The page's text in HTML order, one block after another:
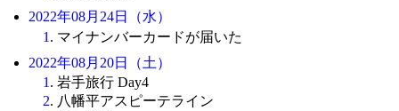
2022年08月24日（水）
1 . マイナンバーカードが届いた
2022年08月20日（土）
1 . 岩手旅行 Day4
2. 八幡平アスピーテライン